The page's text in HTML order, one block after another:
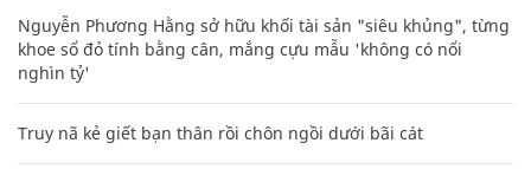
Nguyễn Phương Hằng sở hữu khối tài sản "siêu khủng", từng
khoe sổ đỏ tính bằng cân, mắng cựu mẫu 'không có nổi
nghìn tỷ'
Truy nã kẻ giết bạn thân rồi chôn ngồi dưới bãi cát